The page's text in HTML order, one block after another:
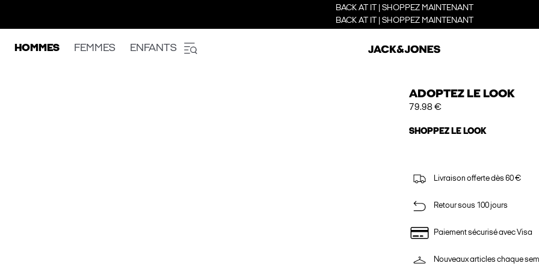
BACK AT IT | SHOPPEZ MAINTENANT
BACK AT IT | SHOPPEZ MAINTENANT
HOMMES FEMMES ENFANTS
ADOPTEZ LE LOOK
79.98 €
SHOPPEZ LE LOOK
Livraison offerte dès 60 €
Retour sous 100 jours
Paiement sécurisé avec Visa
Nouveaux articles chaque